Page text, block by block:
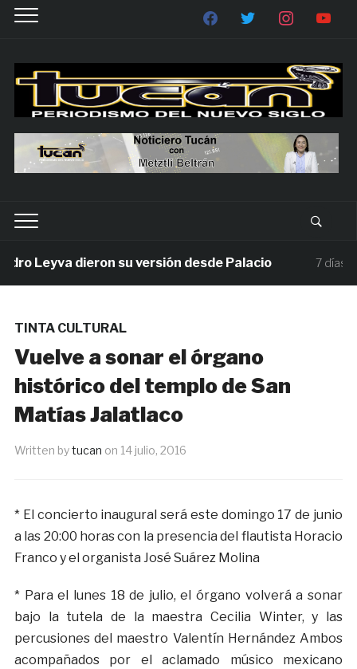
Leyva dieron su versión desde Palacio 7 días ago
TINTA CULTURAL
Vuelve a sonar el órgano
histórico del templo de San
Matías Jalatlaco
Written bytucan on 14 julio, 2016
* El concierto inaugural será este domingo 17 de junio
a las 20:00 horas con la presencia del flautista Horacio
Franco y el organista José Suárez Molina
* Para el lunes 18 de julio, el órgano volverá a sonar
bajo la tutela de la maestra Cecilia Winter, y las
percusiones del maestro Valentín Hernández Ambos
acompañados por el aclamado músico mexicano